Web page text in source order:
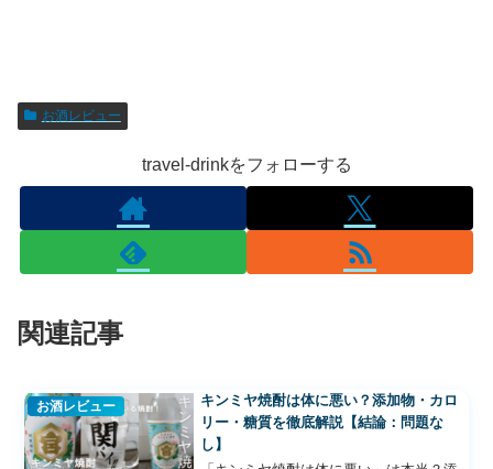
お酒レビュー
travel-drinkをフォローする
関連記事
お酒レビュー
キンミヤ焼酎は体に悪い？添加物・カロ
リー・糖質を徹底解説【結論：問題な
し】